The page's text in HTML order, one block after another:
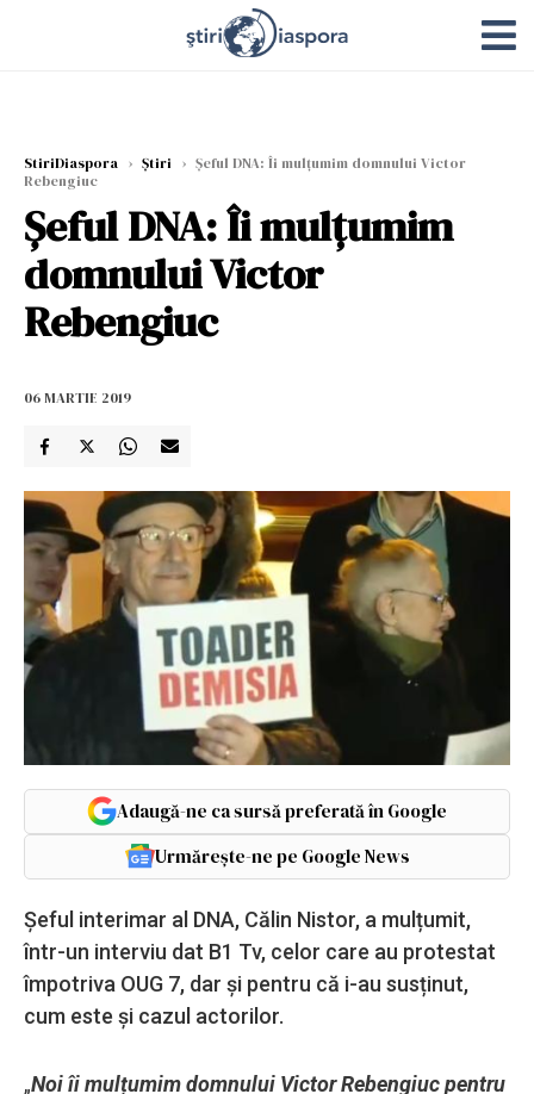
StiriDiaspora › Știri › Șeful DNA: Îi mulțumim domnului Victor
Rebengiuc
Șeful DNA: Îi mulțumim
domnului Victor
Rebengiuc
06 MARTIE 2019
Adaugă-ne ca sursă preferată în Google
Urmărește-ne pe Google News
Şeful interimar al DNA, Călin Nistor, a mulțumit,
într-un interviu dat B1 Tv, celor care au protestat
împotriva OUG 7, dar și pentru că i-au susținut,
cum este și cazul actorilor.
„Noi îi mulțumim domnului Victor Rebengiuc pentru